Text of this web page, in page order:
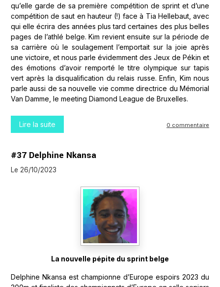
qu’elle garde de sa première compétition de sprint et d’une
compétition de saut en hauteur (!) face à Tia Hellebaut, avec
qui elle écrira des années plus tard certaines des plus belles
pages de l’athlé belge. Kim revient ensuite sur la période de
sa carrière où le soulagement l’emportait sur la joie après
une victoire, et nous parle évidemment des Jeux de Pékin et
des émotions d’avoir remporté le titre olympique sur tapis
vert après la disqualification du relais russe. Enfin, Kim nous
parle aussi de sa nouvelle vie comme directrice du Mémorial
Van Damme, le meeting Diamond League de Bruxelles.
Lire la suite 0 commentaire
#37 Delphine Nkansa
Le 26/10/2023
La nouvelle pépite du sprint belge
Delphine Nkansa est championne d’Europe espoirs 2023 du